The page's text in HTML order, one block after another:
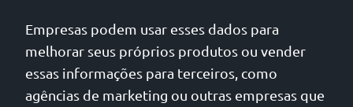
Empresas podem usar esses dados para
melhorar seus próprios produtos ou vender
essas informações para terceiros, como
agências de marketing ou outras empresas que